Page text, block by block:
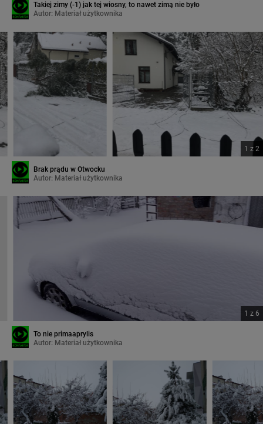
Takiej zimy (-1) jak tej wiosny, to nawet zimą nie było
Autor: Materiał użytkownika
1 z 2
Brak prądu w Otwocku
Autor: Materiał użytkownika
1 z 6
To nie primaaprylis
Autor: Materiał użytkownika